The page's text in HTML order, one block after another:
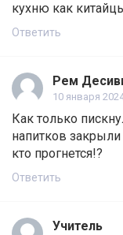
кухню как
Ответить
Рем
10 января
Как только
напитков
кто прогнется!?
Ответить
Учитель